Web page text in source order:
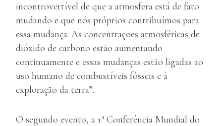
incontrovertível de que a atmosfera está de fato
mudando e que nós próprios contribuímos para
essa mudança. As concentrações atmosféricas de
dióxido de carbono estão aumentando
continuamente e essas mudanças estão ligadas ao
uso humano de combustíveis fósseis e à
exploração da terra”.
O segundo evento, a 1a Conferência Mundial do